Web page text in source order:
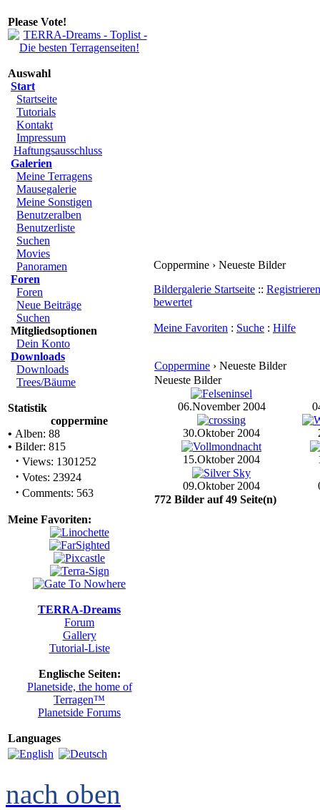
Please Vote!
Auswahl
Start
Startseite
Tutorials
Kontakt
Impressum
Haftungsausschluss
Galerien
Meine Terragens
Mausegalerie
Meine Sonstigen
Benutzeralben
Benutzerliste
Suchen
Movies
Panoramen
Foren
Foren
Neue Beiträge
Suchen
Mitgliedsoptionen
Dein Konto
Downloads
Downloads
Trees/Bäume
Statistik
coppermine
• Alben: 88
• Bilder: 815
· Views: 1301252
· Votes: 23924
· Comments: 563
Meine Favoriten:
TERRA-Dreams
Forum
Gallery
Tutorial-Liste
Englische Seiten:
Planetside, the home of
Terragen™
Planetside Forums
Languages
Coppermine › Neueste Bilder
Bildergalerie Startseite :: Registrieren
bewertet
Meine Favoriten : Suche : Hilfe
Coppermine › Neueste Bilder
Neueste Bilder
06.November 2004
30.Oktober 2004
15.Oktober 2004
09.Oktober 2004
772 Bilder auf 49 Seite(n)
nach oben